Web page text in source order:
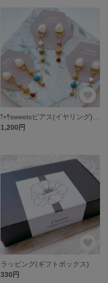
1,200円
ラッピング(ギフトボックス)
330円